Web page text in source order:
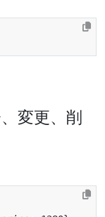
変更、削